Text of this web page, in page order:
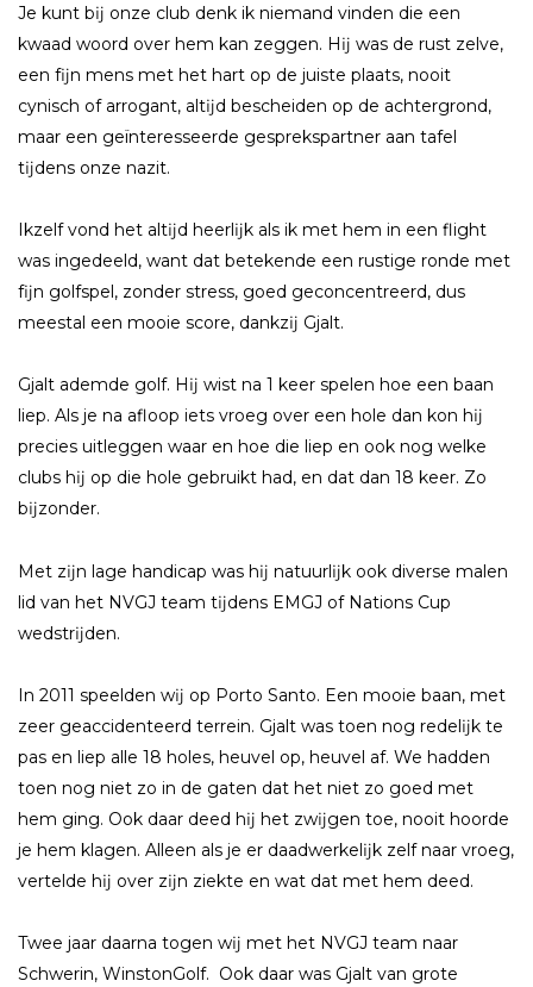
Je kunt bĳ onze club denk ik niemand vinden die een
kwaad woord over hem kan zeggen. Hĳ was de rust zelve,
een fĳn mens met het hart op de juiste plaats, nooit
cynisch of arrogant, altĳd bescheiden op de achtergrond,
maar een geïnteresseerde gesprekspartner aan tafel
tĳdens onze nazit.
Ikzelf vond het altĳd heerlĳk als ik met hem in een flight
was ingedeeld, want dat betekende een rustige ronde met
fĳn golfspel, zonder stress, goed geconcentreerd, dus
meestal een mooie score, dankzĳ Gjalt.
Gjalt ademde golf. Hĳ wist na 1 keer spelen hoe een baan
liep. Als je na afloop iets vroeg over een hole dan kon hĳ
precies uitleggen waar en hoe die liep en ook nog welke
clubs hĳ op die hole gebruikt had, en dat dan 18 keer. Zo
bĳzonder.
Met zĳn lage handicap was hĳ natuurlĳk ook diverse malen
lid van het NVGJ team tĳdens EMGJ of Nations Cup
wedstrĳden.
In 2011 speelden wĳ op Porto Santo. Een mooie baan, met
zeer geaccidenteerd terrein. Gjalt was toen nog redelĳk te
pas en liep alle 18 holes, heuvel op, heuvel af. We hadden
toen nog niet zo in de gaten dat het niet zo goed met
hem ging. Ook daar deed hĳ het zwĳgen toe, nooit hoorde
je hem klagen. Alleen als je er daadwerkelĳk zelf naar vroeg,
vertelde hĳ over zĳn ziekte en wat dat met hem deed.
Twee jaar daarna togen wĳ met het NVGJ team naar
Schwerin, WinstonGolf. Ook daar was Gjalt van grote